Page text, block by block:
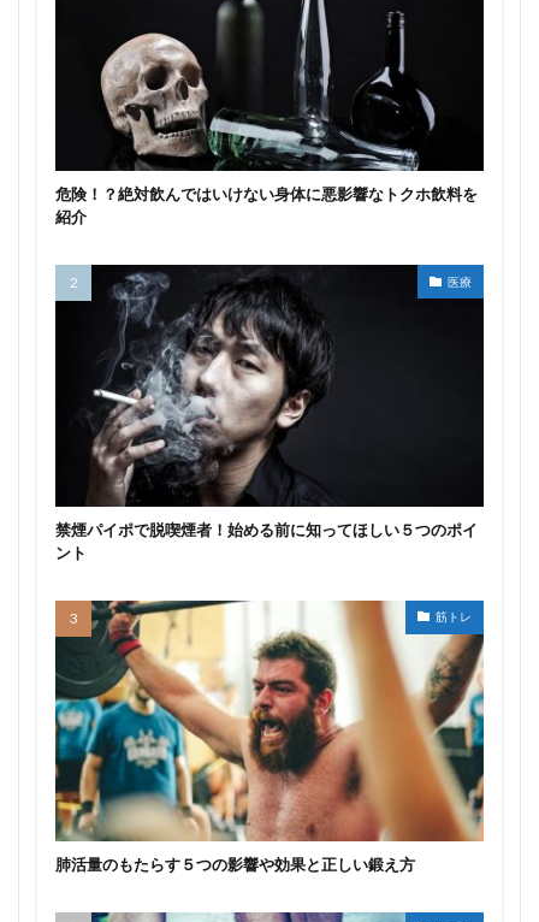
危険！？絶対飲んではいけない身体に悪影響なトクホ飲料を
紹介
医療
禁煙パイポで脱喫煙者！始める前に知ってほしい５つのポイ
ント
筋トレ
肺活量のもたらす５つの影響や効果と正しい鍛え方